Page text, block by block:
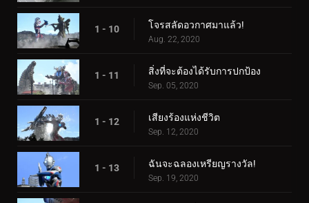
1 - 10 โจรสลัดอวกาศมาแล้ว!
Aug. 22, 2020
1 - 11 สิ่งที่จะต้องได้รับการปกป้อง
Sep. 05, 2020
1 - 12 เสียงร้องแห่งชีวิต
Sep. 12, 2020
1 - 13 ฉันจะฉลองเหรียญรางวัล!
Sep. 19, 2020